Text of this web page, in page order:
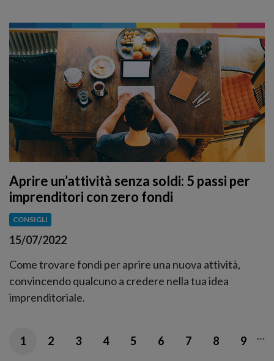
Aprire un’attività senza soldi: 5 passi per
imprenditori con zero fondi
CONSIGLI
15/07/2022
Come trovare fondi per aprire una nuova attività,
convincendo qualcuno a credere nella tua idea
imprenditoriale.
1 2 3 4 5 6 7 8 9 …